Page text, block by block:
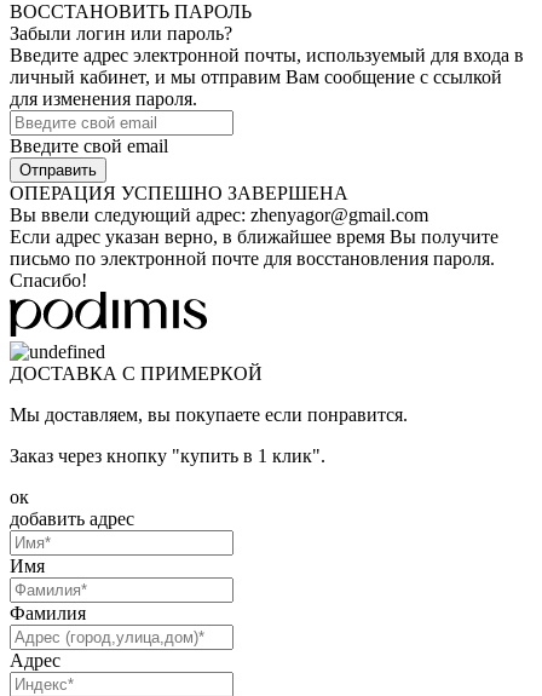
ВОССТАНОВИТЬ ПАРОЛЬ
Забыли логин или пароль?
Введите адрес электронной почты, используемый для входа в
личный кабинет, и мы отправим Вам сообщение с ссылкой
для изменения пароля.
Введите свой email
ОПЕРАЦИЯ УСПЕШНО ЗАВЕРШЕНА
Вы ввели следующий адрес: zhenyagor@gmail.com
Если адрес указан верно, в ближайшее время Вы получите
письмо по электронной почте для восстановления пароля.
Спасибо!
ДОСТАВКА С ПРИМЕРКОЙ
Мы доставляем, вы покупаете если понравится.
Заказ через кнопку "купить в 1 клик".
ок
добавить адрес
Имя
Фамилия
Адрес